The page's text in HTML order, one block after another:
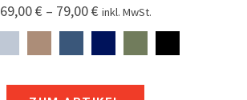
69,00€– 79,00€ inkl. MwSt.